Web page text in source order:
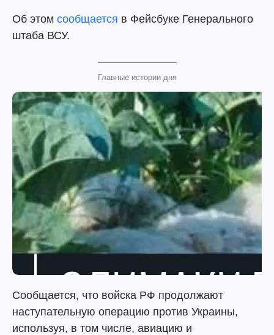
Об этом сообщается в Фейсбуке Генерального
штаба ВСУ.
Главные истории дня
Сообщается, что войска РФ продолжают
наступательную операцию против Украины,
используя, в том числе, авиацию и